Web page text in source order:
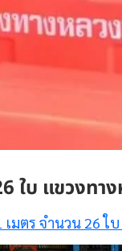
ใบ แขวงทา
มตร จำนวน 26 ใ